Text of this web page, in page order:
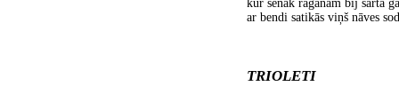
kur senāk raganām bij sārtā
ar bendi satikās viņš nāves
TRIOLETI